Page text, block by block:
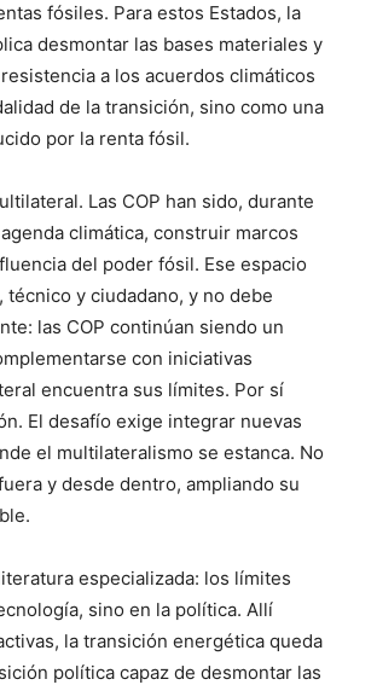
fósiles. Para estos Estados, la
desmontar las bases materiales y
a los acuerdos climáticos
de la transición, sino como una
por la renta fósil.
Las COP han sido, durante
climática, construir marcos
del poder fósil. Ese espacio
y ciudadano, y no debe
las COP continúan siendo un
con iniciativas
encuentra sus límites. Por sí
El desafío exige integrar nuevas
el multilateralismo se estanca. No
y desde dentro, ampliando su
especializada: los límites
sino en la política. Allí
la transición energética queda
política capaz de desmontar las